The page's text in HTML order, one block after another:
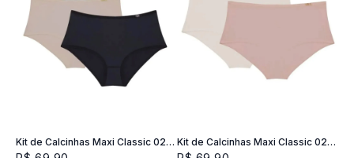
Kit de Calcinhas Maxi Classic 02 -
2 und
Kit de Calcinhas Maxi Classic 02 -
2 und